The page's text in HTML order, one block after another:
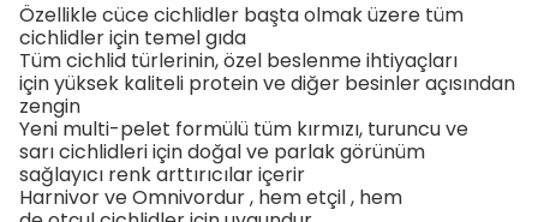
Özellikle cücecichlidler başta olmak üzere tüm
cichlidleriçin temel gıda
Tümcichlid türlerinin,özel beslenmeihtiyaçları
içinyüksek kaliteli protein ve diğer besinler açısından
zengin
Yeni multi-pelet formülü tüm kırmızı, turuncuve
sarıcichlidleriiçin doğal ve parlak görünüm
sağlayıcı renk arttırıcılariçerir
Harnivor ve Omnivordur, hem etçil , hem